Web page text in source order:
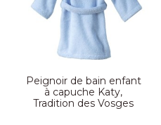
Peignoir de bain enfant
à capuche Katy,
Tradition des Vosges